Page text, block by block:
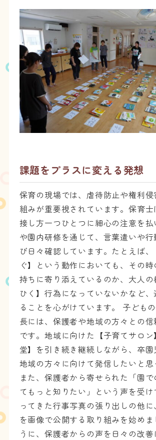
課題をプラスに変える発想
保育の現場では、虐待防止や権利侵
組みが重要視されています。保育士
接し方一つひとつに細心の注意を
や園内研修を通じて、言葉遣いや
び日々確認しています。たとえば
ぐ】という動作においても、その
持ちに寄り添えているのか、大人の
ひく】行為になっていないかなど
ることを心がけています。 子ども
長には、保護者や地域の方々との
です。地域に向けた【子育てサロ
堂】を引き続き継続しながら、卒園
地域の方々に向けて発信したいと思
また、保護者から寄せられた「園
てもっと知りたい」という声を受
ってきた行事写真の張り出しの他
を画像で公開する取り組みを始めま
うに、保護者からの声を日々の改